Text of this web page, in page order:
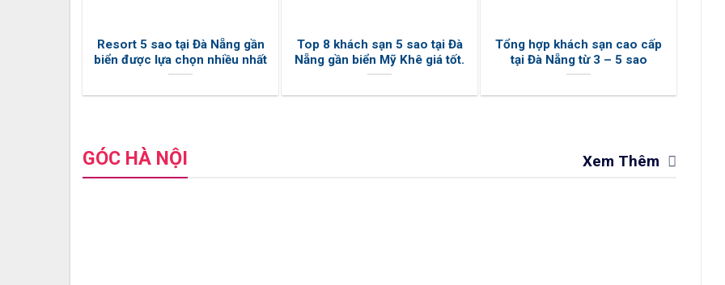
Resort 5 sao tại Đà Nẵng gần
biển được lựa chọn nhiều nhất
Top 8 khách sạn 5 sao tại Đà
Nẵng gần biển Mỹ Khê giá tốt.
Tổng hợp khách sạn cao cấp
tại Đà Nẵng từ 3 – 5 sao
GÓC HÀ NỘI Xem Thêm